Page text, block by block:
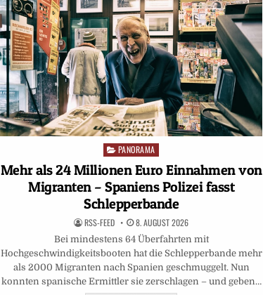
Posted
PANORAMA
Mehr als 24 Millionen Euro Einnahmen von
Migranten – Spaniens Polizei fasst
Schlepperbande
RSS-FEED 8. AUGUST 2026
Bei mindestens 64 Überfahrten mit
Hochgeschwindigkeitsbooten hat die Schlepperbande mehr
als 2000 Migranten nach Spanien geschmuggelt. Nun
konnten spanische Ermittler sie zerschlagen – und geben…